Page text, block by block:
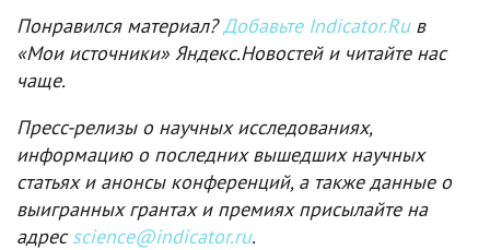
Понравился материал?Добавьте Indicator.Ruв
«Мои источники» Яндекс.Новостей и читайте нас
чаще.
Пресс-релизы о научных исследованиях,
информацию о последних вышедших научных
статьях и анонсы конференций, а также данные о
выигранных грантах и премиях присылайте на
адресscience@indicator.ru.